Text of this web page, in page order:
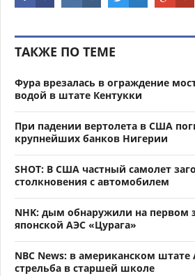
ТАКЖЕ ПО ТЕМЕ
Фура врезалась в ограждение
водой в штате Кентукки
При падении вертолета в США
крупнейших банков Нигерии
SHOT: В США частный самолет
столкновения с автомобилем
NHK: дым обнаружили на первом
японской АЭС «Цурага»
NBC News: в американском
стрельба в старшей школе